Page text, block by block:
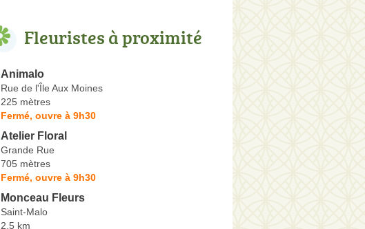
Fleuristes à proximité
Animalo
Rue de l'Île Aux Moines
225 mètres
Fermé, ouvre à 9h30
Atelier Floral
Grande Rue
705 mètres
Fermé, ouvre à 9h30
Monceau Fleurs
Saint-Malo
2.5 km